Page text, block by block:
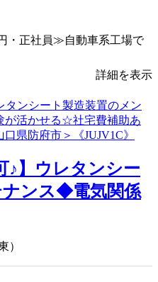
・正社員≫自動車系工場で
詳細を表示
♪】ウレタンシー
ナンス◆電気関係
）